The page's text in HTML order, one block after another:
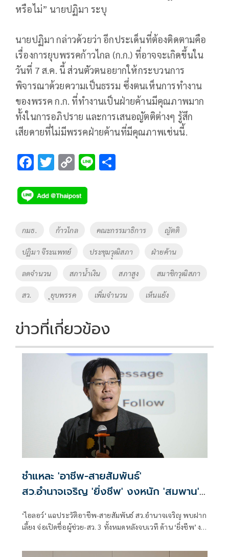
หรือไม่” นายปฏิมา ระบุ
นายปฏิมา กล่าวด้วยว่า อีกประเด็นที่ต้องติดตามคือ
เรื่องการยุบพรรคก้าวไกล (ก.ก.) ที่อาจจะเกิดขึ้นใน
วันที่ 7 ส.ค. นี้ ส่วนตัวตนอยากให้กระบวนการ
พิจารณาด้วยความเป็นธรรม ซึ่งตนเห็นการทำงาน
ของพรรค ก.ก. ที่ทำงานเป็นฝ่ายค้านมีคุณภาพมาก
ทั้งในการอภิปราย และการเสนอญัตติต่างๆ รู้สึก
เสียดายที่ไม่มีพรรคฝ่ายค้านที่มีคุณภาพเช่นนี้.
F
e
b
o
o
k
T
tt
er
C
p
y
Li
Li
Tags
กมธ. ก้าวไกล คณะกรรมาธิการ ญัตติ
ปฏิมา จีระแพทย์ ประชุมวุุฒิสภา ฝ่ายค้าน
ลดจำนวน สภาน้ำเงิน สภาสูง สมาชิกวุฒิสภา
สว. ุยุบพรรค เพิ่มจำนวน เห็นแย้ง
ข่าวที่เกี่ยวข้อง
ชำแหละ 'อาชีพ-สายสัมพันธ์'
สว.อำนาจเจริญ 'ยิ่งชีพ' งงหนัก 'สมพาน'
‘ไอลอว์‘ แฉประวัติอาชีพ-สายสัมพันธ์ สว.อำนาจเจริญ พบฝาก
เลี้ยง จ่อเปิดชื่อผู้ช่วย-สว. 3 ทั้งหมดหลังจบเวที ด้าน ‘ยิ่งชีพ’ งง